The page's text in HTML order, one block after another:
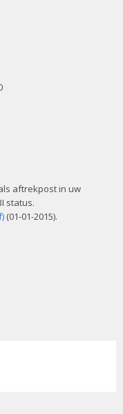
aftrekpost in uw
status.
(01-01-2015).